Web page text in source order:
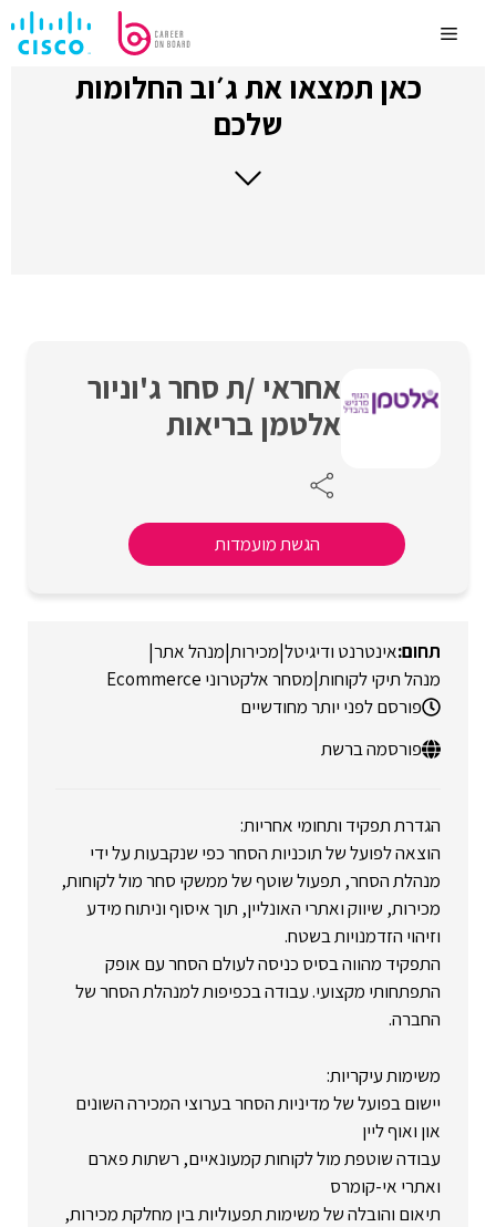
לתוכןMenu
כאן תמצאו את ג׳וב החלומות
שלכם
אחראי /ת סחר ג'וניור
אלטמן בריאות
הגשת מועמדות
אינטרנט ודיגיטל|מכירות|מנהל אתר|
מנהל תיקי לקוחות|מסחר אלקטרוני Ecommerce
פורסם לפני יותר מחודשיים
פורסמה ברשת
הגדרת תפקיד ותחומי אחריות:
הוצאה לפועל של תוכניות הסחר כפי שנקבעות על ידי
מנהלת הסחר, תפעול שוטף של ממשקי סחר מול לקוחות,
מכירות, שיווק ואתרי האונליין, תוך איסוף וניתוח מידע
וזיהוי הזדמנויות בשטח.
התפקיד מהווה בסיס כניסה לעולם הסחר עם אופק
התפתחותי מקצועי. עבודה בכפיפות למנהלת הסחר של
החברה.
משימות עיקריות:
יישום בפועל של מדיניות הסחר בערוצי המכירה השונים
און ואוף ליין
עבודה שוטפת מול לקוחות קמעונאיים, רשתות פארם
ואתרי אי-קומרס
תיאום והובלה של משימות תפעוליות בין מחלקת מכירות,